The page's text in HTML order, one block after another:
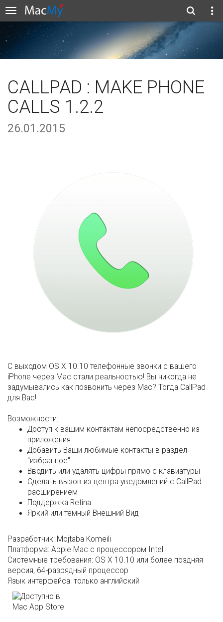
CALLPAD : MAKE PHONE
CALLS 1.2.2
26.01.2015
C выходом OS X 10.10 телефонные звонки с вашего
iPhone через Mac стали реальностью! Вы никогда не
задумывались как позвонить через Mac? Тогда CallPad
для Вас!
Возможности:
Доступ к вашим контактам непосредственно из
приложения
Добавить Ваши любимые контакты в раздел
"избранное"
Вводить или удалять цифры прямо с клавиатуры
Сделать вызов из центра уведомлений с CallPad
расширением
Поддержка Retina
Яркий или темный Внешний Вид
Разработчик: Mojtaba Komeili
Платформа: Apple Mac с процессором Intel
Системные требования: OS X 10.10 или более поздняя
версия, 64-разрядный процессор
Язык интерфейса: только английский